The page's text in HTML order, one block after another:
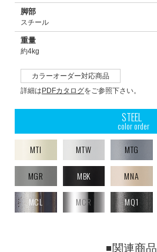
脚部
スチール
重量
約4kg
カラーオーダー対応商品
詳細は PDFカタログをご参照下さい。
STEEL
color order
MTI
MTW MTG
MGR MBK MNA
MCL MCR MQ1
関連商品